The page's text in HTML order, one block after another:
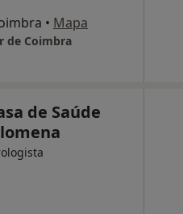
• Mapa
de Coimbra
de Saúde